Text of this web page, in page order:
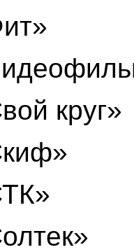
круг»